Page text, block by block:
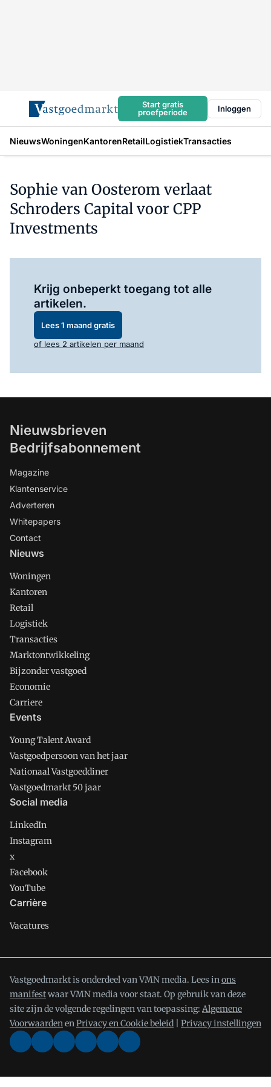
Start gratis
proefperiode
Inloggen
NieuwsWoningenKantorenRetailLogistiekTransacties
Sophie van Oosterom verlaat
Schroders Capital voor CPP
Investments
Krijg onbeperkt toegang tot alle
artikelen.
Lees 1 maand gratis
of lees 2 artikelen per maand
Nieuwsbrieven
Bedrijfsabonnement
Magazine
Klantenservice
Adverteren
Whitepapers
Contact
Nieuws
Woningen
Kantoren
Retail
Logistiek
Transacties
Marktontwikkeling
Bijzonder vastgoed
Economie
Carriere
Events
Young Talent Award
Vastgoedpersoon van het jaar
Nationaal Vastgoeddiner
Vastgoedmarkt 50 jaar
Social media
LinkedIn
Instagram
x
Facebook
YouTube
Carrière
Vacatures
Vastgoedmarkt is onderdeel van VMN media. Lees inons
manifestwaar VMN media voor staat. Op gebruik van deze
site zijn de volgende regelingen van toepassing: Algemene
VoorwaardenenPrivacy en Cookie beleid Privacy instellingen